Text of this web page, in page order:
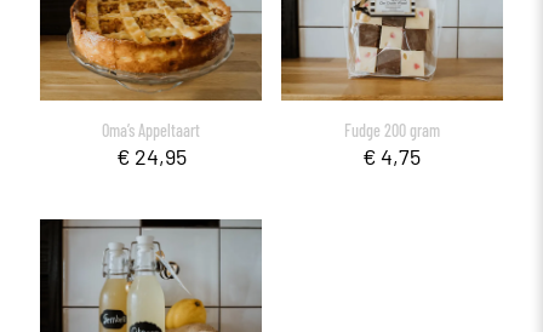
Oma’s Appeltaart
€24,95
Fudge 200 gram
€4,75